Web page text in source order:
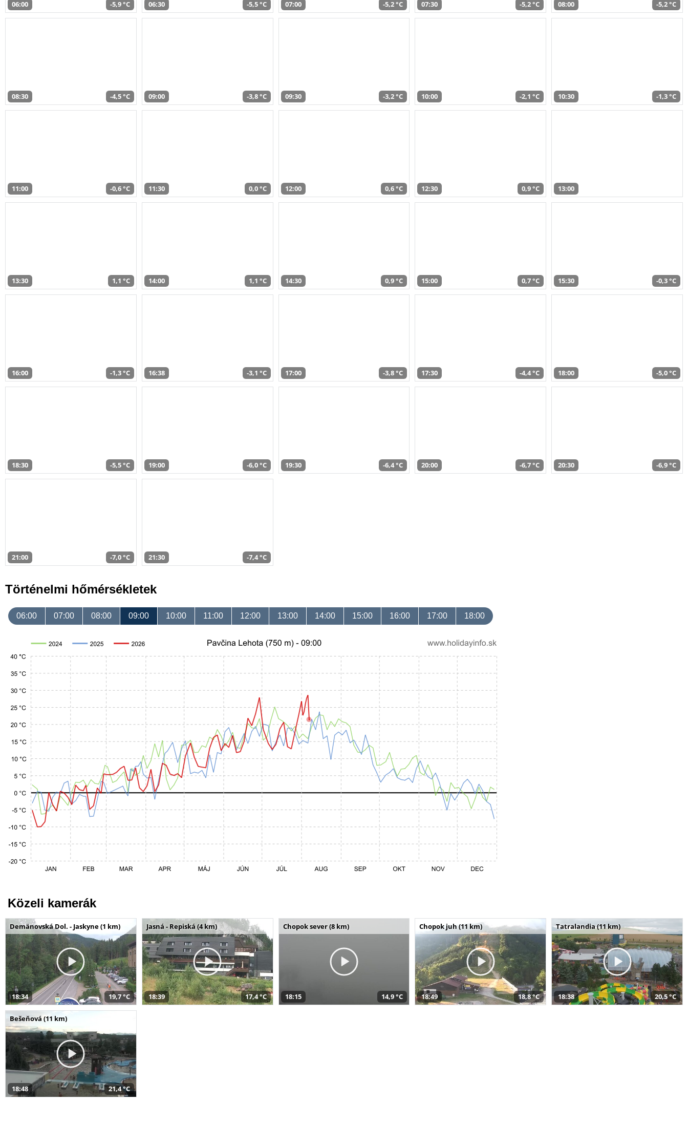
06:00 -5,9 °C 06:30 -5,5 °C 07:00 -5,2 °C 07:30 -5,2 °C 08:00 -5,2 °C
08:30 -4,5 °C 09:00 -3,8 °C 09:30 -3,2 °C 10:00 -2,1 °C 10:30 -1,3 °C
11:00 -0,6 °C 11:30 0,0 °C 12:00 0,6 °C 12:30 0,9 °C 13:00
13:30 1,1 °C 14:00 1,1 °C 14:30 0,9 °C 15:00 0,7 °C 15:30 -0,3 °C
16:00 -1,3 °C 16:38 -3,1 °C 17:00 -3,8 °C 17:30 -4,4 °C 18:00 -5,0 °C
18:30 -5,5 °C 19:00 -6,0 °C 19:30 -6,4 °C 20:00 -6,7 °C 20:30 -6,9 °C
21:00 -7,0 °C 21:30 -7,4 °C
Történelmi hőmérsékletek
06:00 07:00 08:00 09:00 10:00 11:00 12:00 13:00 14:00 15:00 16:00 17:00 18:00
Közeli kamerák
Demänovská Dol. - Jaskyne (1 km)
18:34 19,7 °C
Jasná - Repiská (4 km)
18:39 17,4 °C
Chopok sever (8 km)
18:15 14,9 °C
Chopok juh (11 km)
18:49 18,8 °C
Tatralandia (11 km)
18:38 20,5 °C
Bešeňová (11 km)
18:48 21,4 °C